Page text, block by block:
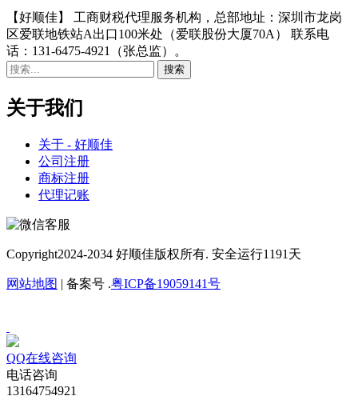
【好顺佳】 工商财税代理服务机构，总部地址：深圳市龙岗
区爱联地铁站A出口100米处（爱联股份大厦70A） 联系电
话：131-6475-4921（张总监）。
关于我们
关于 - 好顺佳
公司注册
商标注册
代理记账
Copyright2024-2034 好顺佳版权所有. 安全运行1191 天
网站地图 | 备案号 .粤ICP备19059141号
QQ在线咨询
电话咨询
13164754921